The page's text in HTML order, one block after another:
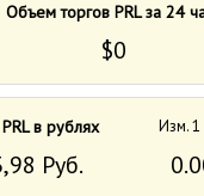
Объем торгов PRL за 24
$0
в рублях Изм. 1
Руб.